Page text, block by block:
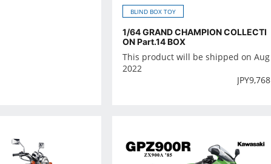
BLIND BOX TOY
1/64 GRAND CHAMPION COLLECTI
ON Part.14 BOX
This product will be shipped on Aug
2022
JPY9,768